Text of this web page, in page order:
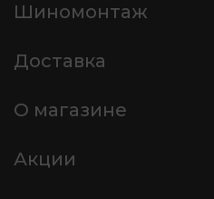
Шиномонтаж
Доставка
О магазине
Акции